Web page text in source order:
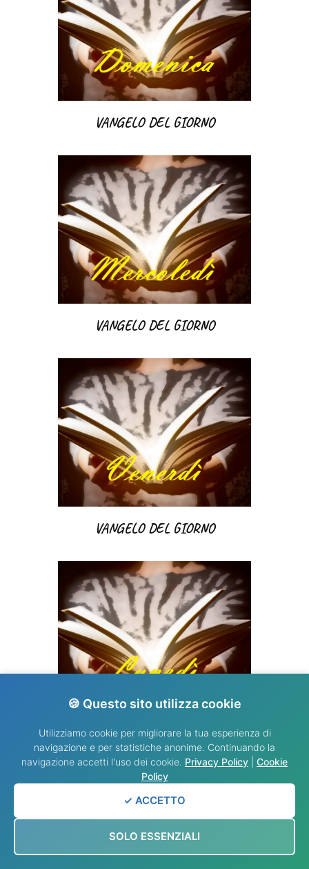
VANGELO DEL GIORNO
VANGELO DEL GIORNO
VANGELO DEL GIORNO
VANGELO DEL GIORNO
🍪 Questo sito utilizza cookie
Utilizziamo cookie per migliorare la tua esperienza di
navigazione e per statistiche anonime. Continuando la
navigazione accetti l'uso dei cookie. Privacy Policy
Cookie
Policy
✓ ACCETTO
SOLO ESSENZIALI